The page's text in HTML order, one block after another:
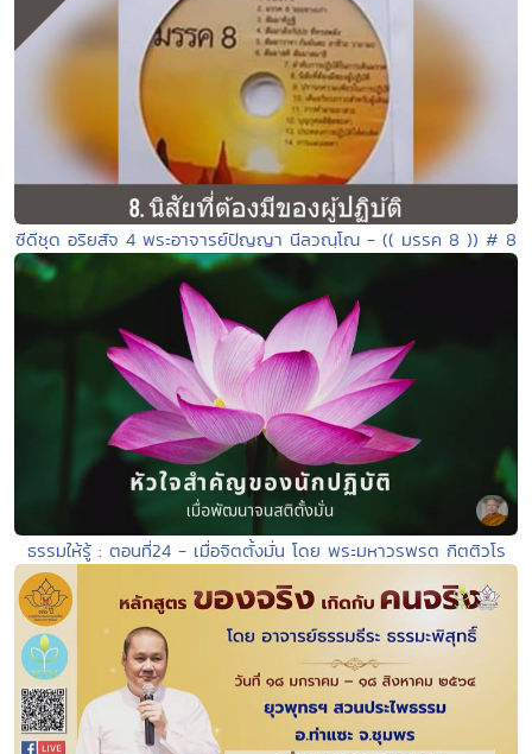
ซีดีชุด อริยสัจ 4 พระอาจารย์ปัญญา นีลวณฺโณ - (( มรรค 8 )) # 8
ธรรมให้รู้ : ตอนที่24 - เมื่อจิตตั้งมั่น โดย พระมหาวรพรต กิตติวโร